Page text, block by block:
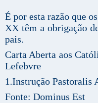
É por esta razão que
XX têm a obrigação
pais.
Carta Aberta aos
Lefebvre
1.Instrução Pastoralis
Fonte: Dominus Est